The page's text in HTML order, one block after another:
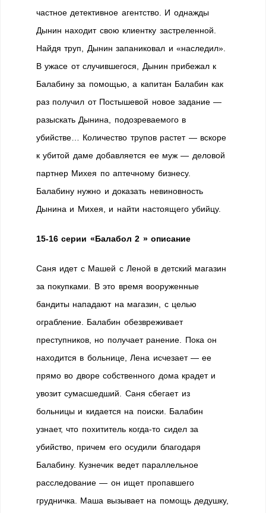
частное детективное агентство. И однажды
Дынин находит свою клиентку застреленной.
Найдя труп, Дынин запаниковал и «наследил».
В ужасе от случившегося, Дынин прибежал к
Балабину за помощью, а капитан Балабин как
раз получил от Постышевой новое задание —
разыскать Дынина, подозреваемого в
убийстве… Количество трупов растет — вскоре
к убитой даме добавляется ее муж — деловой
партнер Михея по аптечному бизнесу.
Балабину нужно и доказать невиновность
Дынина и Михея, и найти настоящего убийцу.
15-16 серии «Балабол 2 » описание
Саня идет с Машей с Леной в детский магазин
за покупками. В это время вооруженные
бандиты нападают на магазин, с целью
ограбление. Балабин обезвреживает
преступников, но получает ранение. Пока он
находится в больнице, Лена исчезает — ее
прямо во дворе собственного дома крадет и
увозит сумасшедший. Саня сбегает из
больницы и кидается на поиски. Балабин
узнает, что похититель когда-то сидел за
убийство, причем его осудили благодаря
Балабину. Кузнечик ведет параллельное
расследование — он ищет пропавшего
грудничка. Маша вызывает на помощь дедушку,